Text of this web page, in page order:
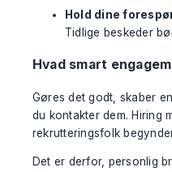
Hold dine
Tidlige beskeder
Hvad smart
Gøres det godt, skaber
du kontakter dem. Hiring
rekrutteringsfolk
Det er derfor, personlig